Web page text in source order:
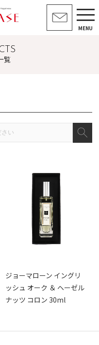
MENU
覧
ジョーマローン イングリ
ッシュ オーク ＆ ヘーゼル
ナッツ コロン 30ml